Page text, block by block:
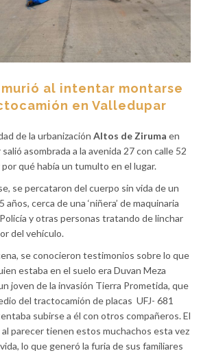
murió al intentar montarse
en Valledupar
de la urbanización Altos de Ziruma en
asombrada a la avenida 27 con calle 52
por qué había un tumulto en el lugar.
se percataron del cuerpo sin vida de un
años, cerca de una ‘niñera’ de maquinaria
y otras personas tratando de linchar
del vehículo.
se conocieron testimonios sobre lo que
estaba en el suelo era Duvan Meza
joven de la invasión Tierra Prometida, que
del tractocamión de placas UFJ- 681
subirse a él con otros compañeros. El
parecer tienen estos muchachos esta vez
lo que generó la furia de sus familiares